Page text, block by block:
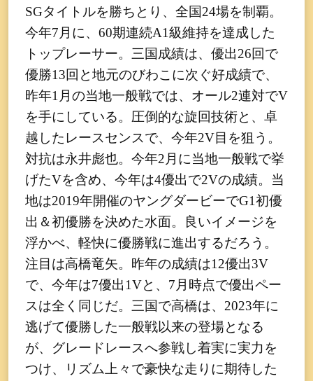
SGタイトルを勝ちとり、全国24場を制覇。
今年7月に、60期連続A1級維持を達成した
トップレーサー。三国成績は、優出26回で
優勝13回と地元のびわこに次ぐ好成績で、
昨年1月の当地一般戦では、オール2連対でV
を手にしている。圧倒的な旋回技術と、卓
越したレースセンスで、今年2V目を狙う。
対抗は永井彪也。今年2月に当地一般戦で挙
げたVを含め、今年は4優出で2Vの成績。当
地は2019年開催のヤングダービーでG1初優
出＆初優勝を決めた水面。良いイメージを
浮かべ、軽快に優勝戦に進出するだろう。
注目は高橋竜矢。昨年の成績は12優出3V
で、今年は7優出1Vと、7月時点で優出ペー
スは全く同じだ。三国で高橋は、2023年に
逃げて優勝した一般戦以来の登場となる
が、グレードレースへ参戦し着実に実力を
つけ、リズム上々で豪快な走りに期待した